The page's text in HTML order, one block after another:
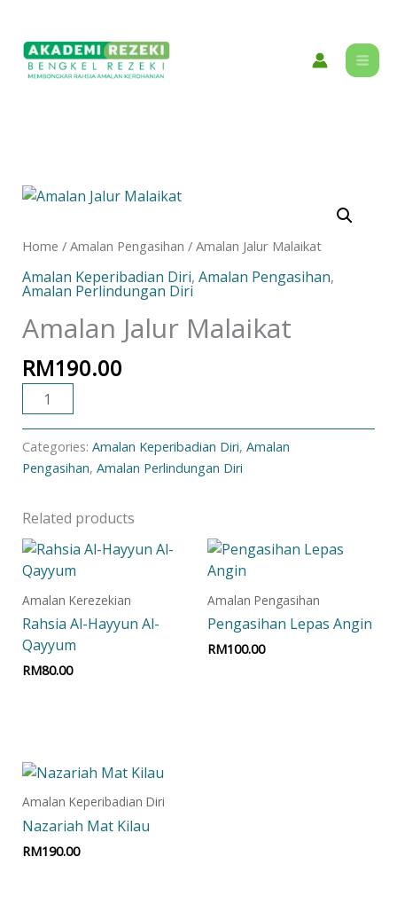
content
Home / Amalan Pengasihan / Amalan Jalur Malaikat
Amalan Keperibadian Diri, Amalan Pengasihan,
Amalan Perlindungan Diri
Amalan Jalur Malaikat
RM190.00
Amalan
Malaikat
Categories: Amalan Keperibadian Diri, Amalan
Pengasihan, Amalan Perlindungan Diri
Related products
Amalan Kerezekian
Rahsia Al-Hayyun Al-
Qayyum
RM80.00
Amalan Pengasihan
Pengasihan Lepas Angin
RM100.00
Amalan Keperibadian Diri
Nazariah Mat Kilau
RM190.00